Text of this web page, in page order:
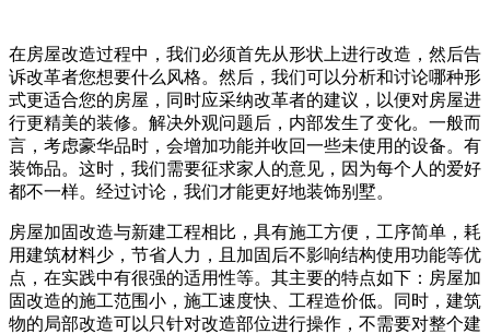
在房屋改造过程中，我们必须首先从形状上进行改造，然后告
诉改革者您想要什么风格。然后，我们可以分析和讨论哪种形
式更适合您的房屋，同时应采纳改革者的建议，以便对房屋进
行更精美的装修。解决外观问题后，内部发生了变化。一般而
言，考虑豪华品时，会增加功能并收回一些未使用的设备。有
装饰品。这时，我们需要征求家人的意见，因为每个人的爱好
都不一样。经过讨论，我们才能更好地装饰别墅。
房屋加固改造与新建工程相比，具有施工方便，工序简单，耗
用建筑材料少，节省人力，且加固后不影响结构使用功能等优
点，在实践中有很强的适用性等。其主要的特点如下：房屋加
固改造的施工范围小，施工速度快、工程造价低。同时，建筑
物的局部改造可以只针对改造部位进行操作，不需要对整个建